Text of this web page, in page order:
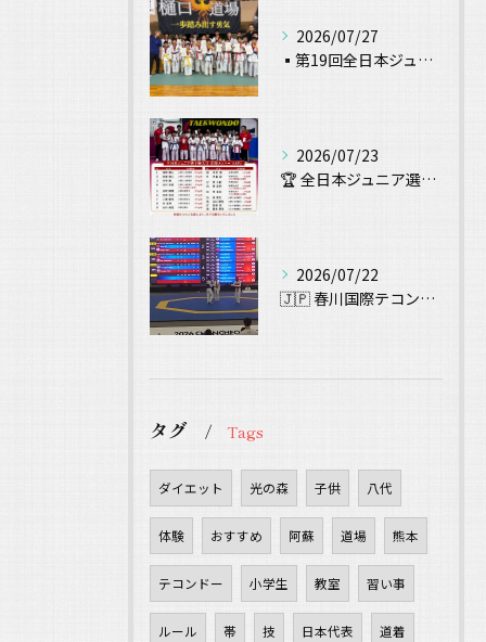
2026/07/27
▪️第19回全日本ジュニアテコンドー選手権 試合結果▪️
2026/07/23
🏆 全日本ジュニア選手権大会 出場！ 🥋
2026/07/22
🇯🇵 春川国際テコンドー大会（Chuncheon Korea...
タグ Tags
ダイエット 光の森 子供 八代
体験 おすすめ 阿蘇 道場 熊本
テコンドー 小学生 教室 習い事
ルール 帯 技 日本代表 道着